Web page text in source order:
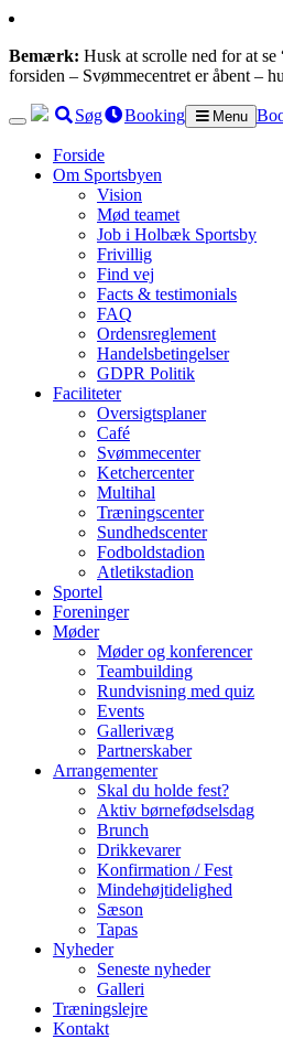
Bemærk: Husk at scrolle ned for at se
forsiden – Svømmecentret er åbent –
Søg Booking Menu
Forside
Om Sportsbyen
Vision
Mød teamet
Job i Holbæk Sportsby
Frivillig
Find vej
Facts & testimonials
FAQ
Ordensreglement
Handelsbetingelser
GDPR Politik
Faciliteter
Oversigtsplaner
Café
Svømmecenter
Ketchercenter
Multihal
Træningscenter
Sundhedscenter
Fodboldstadion
Atletikstadion
Sportel
Foreninger
Møder
Møder og konferencer
Teambuilding
Rundvisning med quiz
Events
Gallerivæg
Partnerskaber
Arrangementer
Skal du holde fest?
Aktiv børnefødselsdag
Brunch
Drikkevarer
Konfirmation / Fest
Mindehøjtidelighed
Sæson
Tapas
Nyheder
Seneste nyheder
Galleri
Træningslejre
Kontakt